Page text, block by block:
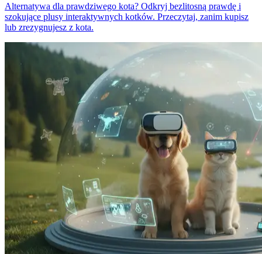
Alternatywa dla prawdziwego kota? Odkryj bezlitosną prawdę i
szokujące plusy interaktywnych kotków. Przeczytaj, zanim kupisz
lub zrezygnujesz z kota.